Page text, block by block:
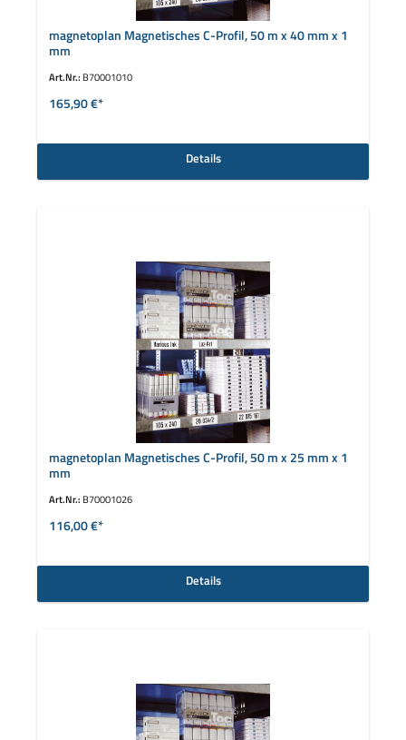
magnetoplan Magnetisches C-Profil, 50 m x 40 mm x 1
mm
Art.Nr.: B70001010
165,90 €*
Details
magnetoplan Magnetisches C-Profil, 50 m x 25 mm x 1
mm
Art.Nr.: B70001026
116,00 €*
Details